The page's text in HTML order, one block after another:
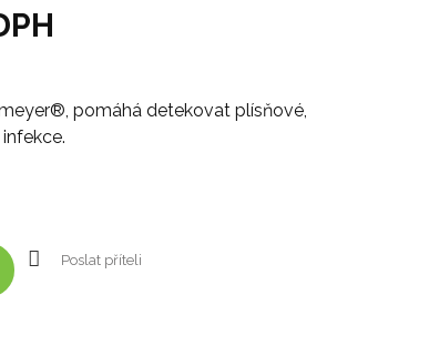
pomáhá detekovat plísňové,
Poslat příteli